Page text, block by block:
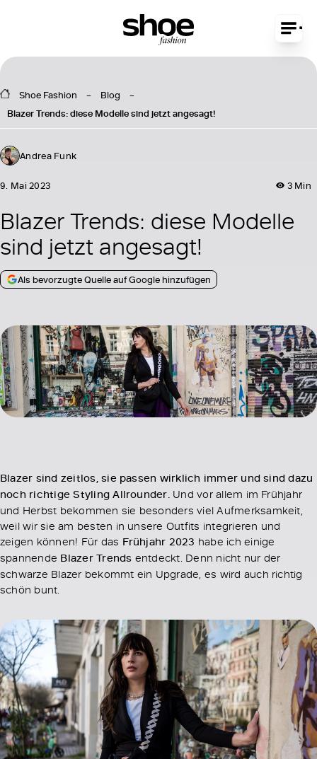
Shoe Fashion
Blog
Blazer Trends: diese Modelle sind jetzt angesagt!
Andrea Funk
3 Min
9. Mai 2023
Blazer Trends: diese Modelle
sind jetzt angesagt!
Als bevorzugte Quelle auf Google hinzufügen
Blazer sind zeitlos, sie passen wirklich immer und sind dazu
noch richtige Styling Allrounder.Und vor allem im Frühjahr
und Herbst bekommen sie besonders viel Aufmerksamkeit,
weil wir sie am besten in unsere Outfits integrieren und
zeigen können! Für das Frühjahr 2023 habe ich einige
spannende Blazer Trends entdeckt. Denn nicht nur der
schwarze Blazer bekommt ein Upgrade, es wird auch richtig
schön bunt.